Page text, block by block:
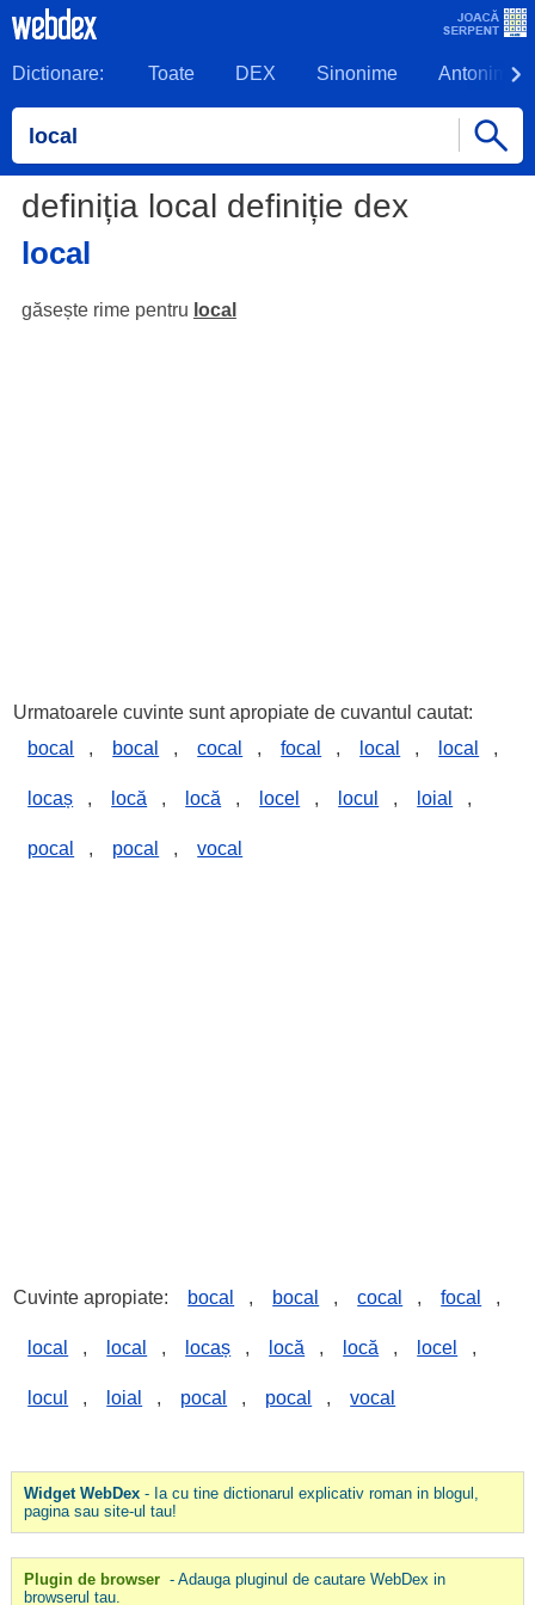
Dictionare: Toate DEX Sinonime Antonime
definiția local definiție dex
local
găsește rime pentru local
Urmatoarele cuvinte sunt apropiate de cuvantul cautat:
bocal
, bocal , cocal , focal , local , local ,
locaș , locă , locă , locel , locul , loial ,
pocal , pocal , vocal
Cuvinte apropiate: bocal , bocal , cocal , focal ,
local , local , locaș , locă , locă , locel ,
locul , loial , pocal , pocal , vocal
Widget WebDex- Ia cu tine dictionarul explicativ roman in blogul,
pagina sau site-ul tau!
Plugin de browser - Adauga pluginul de cautare WebDex in
browserul tau.